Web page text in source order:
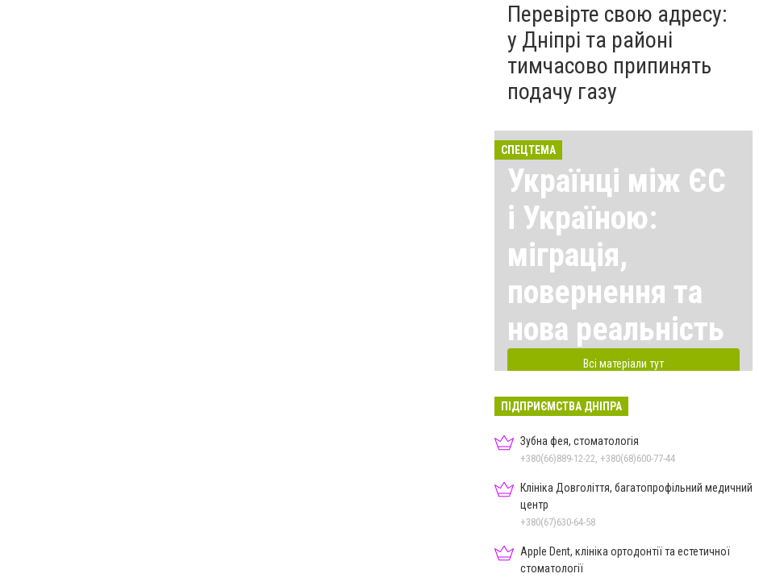
Перевірте свою адресу:
у Дніпрі та районі
тимчасово припинять
подачу газу
СПЕЦТЕМА
Українці між ЄС
і Україною:
міграція,
повернення та
нова реальність
Всі матеріали тут
ПІДПРИЄМСТВА ДНІПРА
Зубна фея, стоматологія
+380(66)889-12-22, +380(68)600-77-44
Клініка Довголіття, багатопрофільний медичний
центр
+380(67)630-64-58
Apple Dent, клініка ортодонтії та естетичної
стоматології